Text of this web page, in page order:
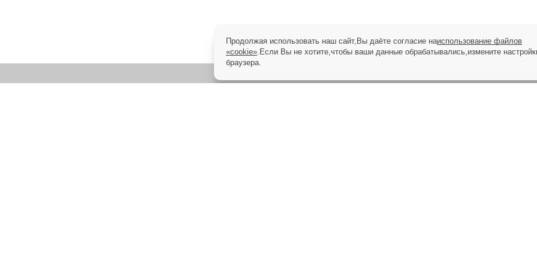
Продолжая использовать наш сайт,Вы даёте согласие наиспользование файлов
«cookie».Если Вы не хотите,чтобы ваши данные обрабатывались,измените
браузера.